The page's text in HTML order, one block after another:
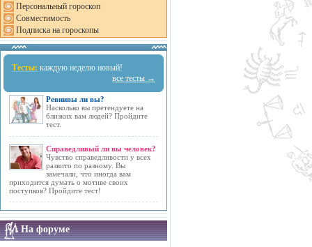
Персональный гороскоп
Совместимость
Подписка на гороскопы
Тесты: каждую неделю новый!
все тесты →
Ревнивы ли вы?
Насколько вы претендуете на
близких вам людей? Пройдите
тест.
Справедливый ли вы человек?
Чувство справедливости у всех
развито по разному. Вы
замечали, что иногда вам
приходится думать о мотиве своих
поступков? Пройдите тест!
На форуме